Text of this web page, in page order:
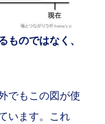
ものではなく、
でもこの図が使
います。これ